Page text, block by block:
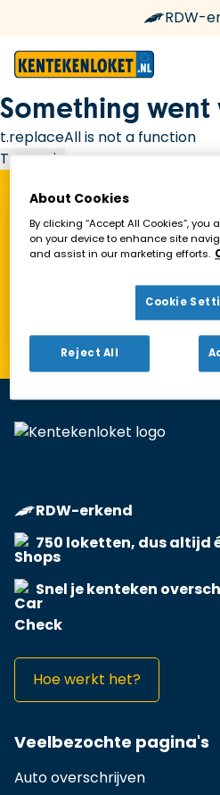
RDW-
Something went
t.replaceAll is not a function
Try again
Vind een Kentekenloket
Toon alleen geopende
RDW-erkend
750 loketten, dus altijd
Snel je kenteken
Hoe werkt het?
Veelbezochte pagina's
Auto overschrijven
About Cookies
By clicking “Accept All Cookies”,
on your device to enhance site
and assist in our marketing efforts.
Cookie
Reject All